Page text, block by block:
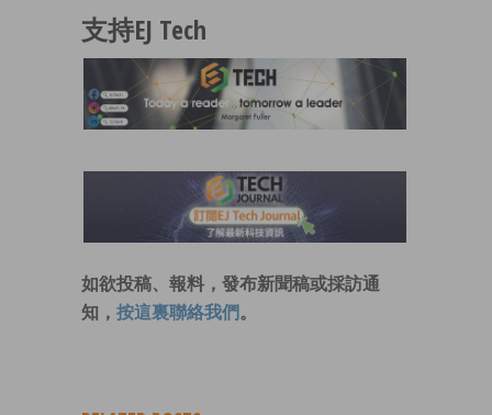
支持EJ Tech
如欲投稿、報料，發布新聞稿或採訪通
知， 按這裏聯絡我們 。